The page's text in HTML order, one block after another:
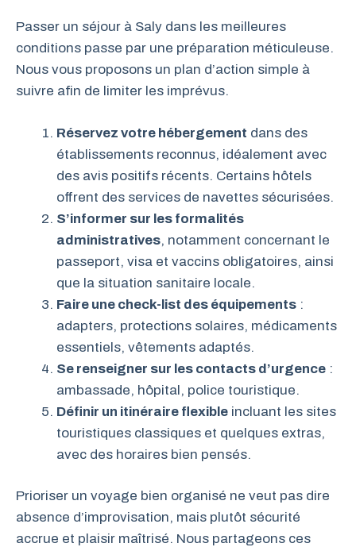
Passer un séjour à Saly dans les meilleures
conditions passe par une préparation méticuleuse.
Nous vous proposons un plan d’action simple à
suivre afin de limiter les imprévus.
Réservez votre hébergement dans des
établissements reconnus, idéalement avec
des avis positifs récents. Certains hôtels
offrent des services de navettes sécurisées.
S’informer sur les formalités
administratives, notamment concernant le
passeport, visa et vaccins obligatoires, ainsi
que la situation sanitaire locale.
Faire une check-list des équipements :
adapters, protections solaires, médicaments
essentiels, vêtements adaptés.
Se renseigner sur les contacts d’urgence :
ambassade, hôpital, police touristique.
Définir un itinéraire flexible incluant les sites
touristiques classiques et quelques extras,
avec des horaires bien pensés.
Prioriser un voyage bien organisé ne veut pas dire
absence d’improvisation, mais plutôt sécurité
accrue et plaisir maîtrisé. Nous partageons ces